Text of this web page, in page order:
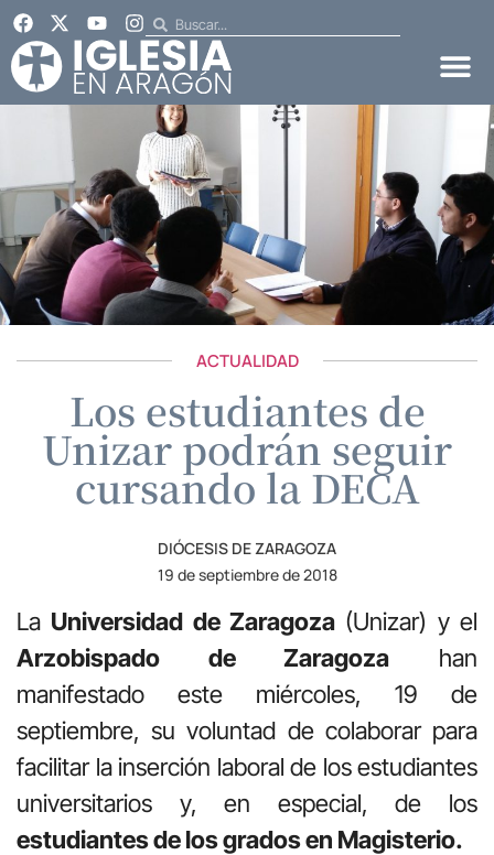
ACTUALIDAD
Los estudiantes de
Unizar podrán seguir
cursando la DECA
DIÓCESIS DE ZARAGOZA
19 de septiembre de 2018
La Universidad de Zaragoza (Unizar) y el
Arzobispado de Zaragoza han
manifestado este miércoles, 19 de
septiembre, su voluntad de colaborar para
facilitar la inserción laboral de los estudiantes
universitarios y, en especial, de los
estudiantes de los grados en Magisterio.